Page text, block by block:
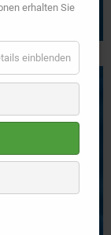
erhalten Sie
einblenden